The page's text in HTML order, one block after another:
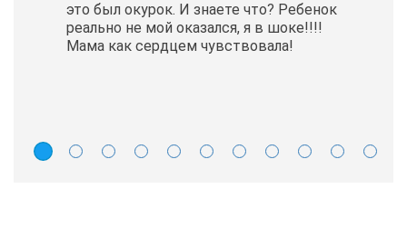
это был окурок. И знаете что? Ребенок
реально не мой оказался, я в шоке!!!!
Мама как сердцем чувствовала!